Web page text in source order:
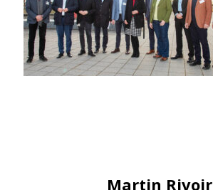
Martin Rivoir